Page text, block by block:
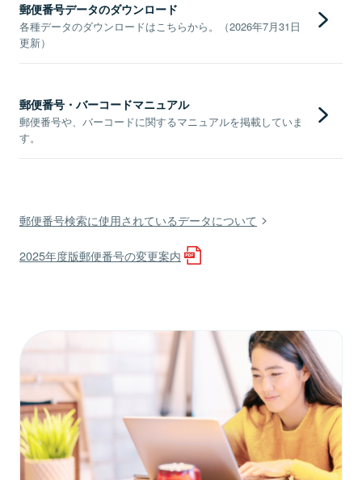
郵便番号データのダウンロード
各種データのダウンロードはこちらから。（2026年7月31日
更新）
郵便番号・バーコードマニュアル
郵便番号や、バーコードに関するマニュアルを掲載していま
す。
郵便番号検索に使用されているデータについて
2025年度版郵便番号の変更案内